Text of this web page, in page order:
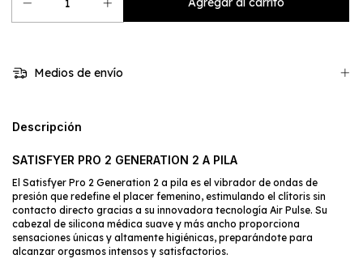
Medios de envío
Descripción
SATISFYER PRO 2 GENERATION 2 A PILA
El Satisfyer Pro 2 Generation 2 a pila es el vibrador de ondas de
presión que redefine el placer femenino, estimulando el clítoris sin
contacto directo gracias a su innovadora tecnología Air Pulse. Su
cabezal de silicona médica suave y más ancho proporciona
sensaciones únicas y altamente higiénicas, preparándote para
alcanzar orgasmos intensos y satisfactorios.